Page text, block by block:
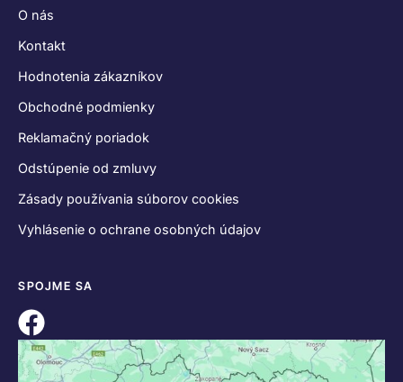
O nás
Kontakt
Hodnotenia zákazníkov
Obchodné podmienky
Reklamačný poriadok
Odstúpenie od zmluvy
Zásady používania súborov cookies
Vyhlásenie o ochrane osobných údajov
SPOJME SA